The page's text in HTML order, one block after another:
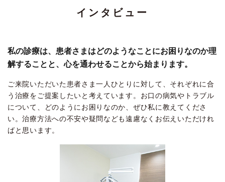
インタビュー
私の診療は、患者さまはどのようなことにお困りなのか理
解することと、心を通わせることから始まります。
ご来院いただいた患者さま一人ひとりに対して、それぞれに合
う治療をご提案したいと考えています。お口の病気やトラブル
について、どのようにお困りなのか、ぜひ私に教えてくださ
い。治療方法への不安や疑問なども遠慮なくお伝えいただけれ
ばと思います。